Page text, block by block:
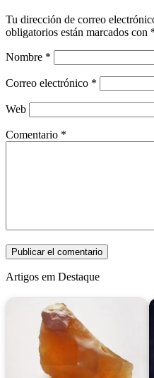
Tu dirección de correo
obligatorios están marcados con
Nombre *
Correo electrónico *
Web
Comentario *
Artigos em Destaque